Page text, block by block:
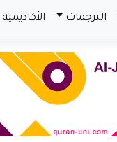
الترجمات الأكاديمية